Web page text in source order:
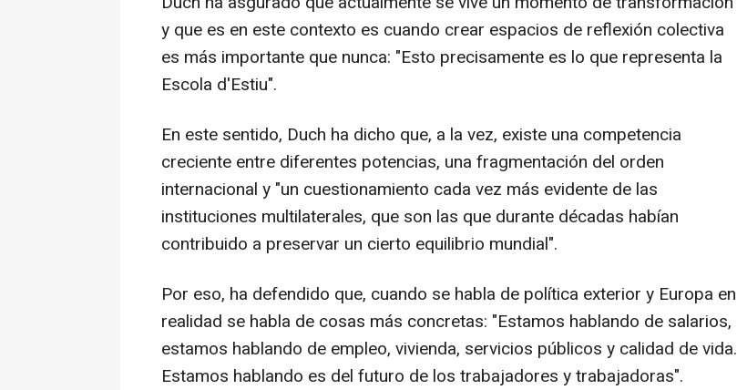
y que es en este contexto es cuando crear espacios de reflexión colectiva
es más importante que nunca: "Esto precisamente es lo que representa la
Escola d'Estiu".
En este sentido, Duch ha dicho que, a la vez, existe una competencia
creciente entre diferentes potencias, una fragmentación del orden
internacional y "un cuestionamiento cada vez más evidente de las
instituciones multilaterales, que son las que durante décadas habían
contribuido a preservar un cierto equilibrio mundial".
Por eso, ha defendido que, cuando se habla de política exterior y Europa en
realidad se habla de cosas más concretas: "Estamos hablando de salarios,
estamos hablando de empleo, vivienda, servicios públicos y calidad de vida.
Estamos hablando es del futuro de los trabajadores y trabajadoras".